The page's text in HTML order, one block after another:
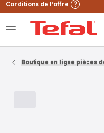
Conditions de l'offre
Ouvrir
Boutique en ligne pièces